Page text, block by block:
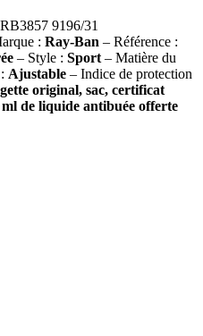
9196/31
: Ray-Ban – Référence :
– Style : Sport – Matière du
Ajustable – Indice de protection
original, sac, certificat
ml de liquide antibuée offerte